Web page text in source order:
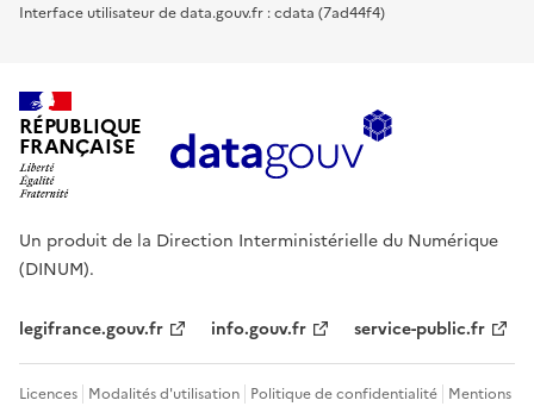
Interface utilisateur de data.gouv.fr : cdata (7ad44f4)
RÉPUBLIQUE
FRANÇAISE
Un produit de la Direction Interministérielle du Numérique
(DINUM).
legifrance.gouv.fr info.gouv.fr service-public.fr
Licences Modalités d'utilisation Politique de confidentialité Mentions